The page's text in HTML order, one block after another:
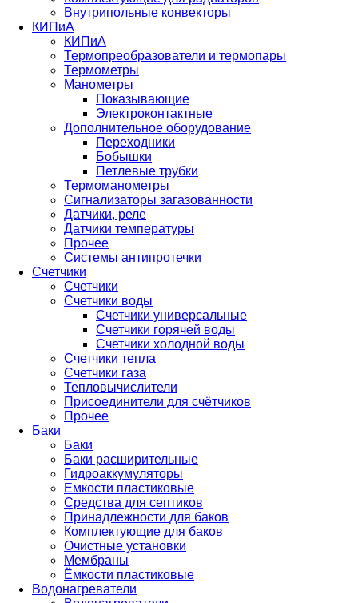
Внутрипольные конвекторы
КИПиА
КИПиА
Термопреобразователи и термопары
Термометры
Манометры
Показывающие
Электроконтактные
Дополнительное оборудование
Переходники
Бобышки
Петлевые трубки
Термоманометры
Сигнализаторы загазованности
Датчики, реле
Датчики температуры
Прочее
Системы антипротечки
Счетчики
Счетчики
Счетчики воды
Счетчики универсальные
Счетчики горячей воды
Счетчики холодной воды
Счетчики тепла
Счетчики газа
Тепловычислители
Присоединители для счётчиков
Прочее
Баки
Баки
Баки расширительные
Гидроаккумуляторы
Емкости пластиковые
Средства для септиков
Принадлежности для баков
Комплектующие для баков
Очистные установки
Мембраны
Ёмкости пластиковые
Водонагреватели